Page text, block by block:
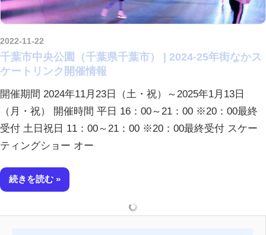
2022-11-22
千葉市中央公園（千葉県千葉市） | 2024-25年街なかス
ケートリンク開催情報
開催期間 2024年11月23日（土・祝）～2025年1月13日
（月・祝） 開催時間 平日 16：00～21：00 ※20：00最終
受付 土日祝日 11：00～21：00 ※20：00最終受付 スケー
ティングショー オー
続きを読む